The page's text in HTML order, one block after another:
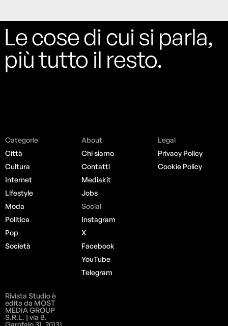
Le cose di cui si parla,
più tutto il resto.
Categorie
Città
Cultura
Internet
Lifestyle
Moda
Politica
Pop
Società
About
Chi siamo
Contatti
Mediakit
Jobs
Social
Instagram
X
Facebook
YouTube
Telegram
Legal
Privacy Policy
Cookie Policy
Rivista Studio è
edita da MOST
MEDIA GROUP
S.R.L. | via B.
Garofalo 31, 20131